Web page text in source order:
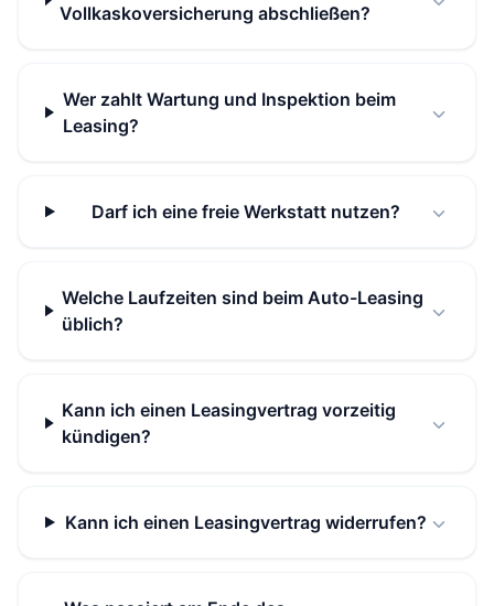
Vollkaskoversicherung abschließen?
Wer zahlt Wartung und Inspektion beim
Leasing?
Darf ich eine freie Werkstatt nutzen?
Welche Laufzeiten sind beim Auto-Leasing
üblich?
Kann ich einen Leasingvertrag vorzeitig
kündigen?
Kann ich einen Leasingvertrag widerrufen?